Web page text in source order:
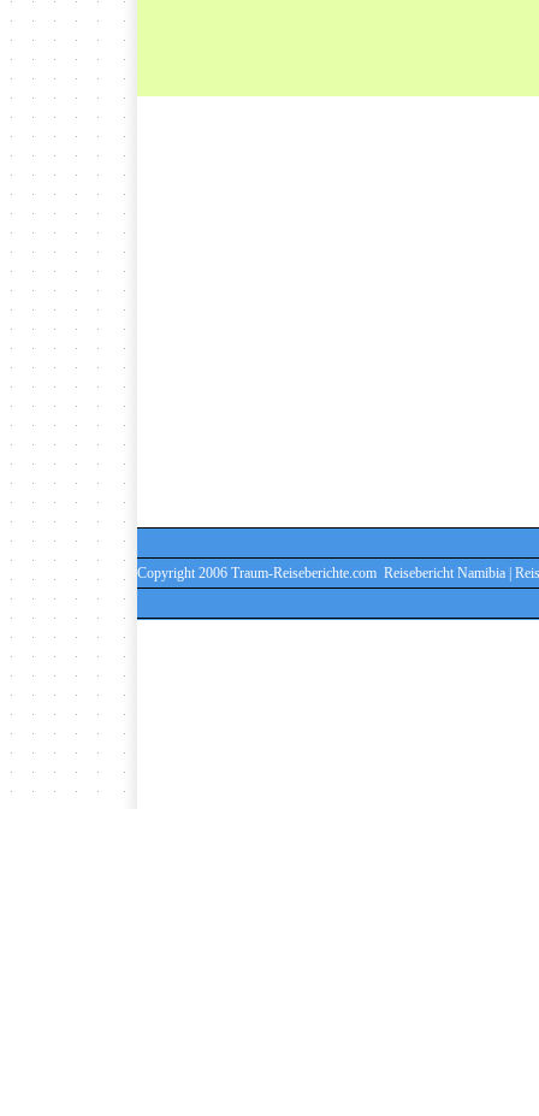
Copyright 2006 Traum-Reiseberichte.com Reisebericht Namibia |